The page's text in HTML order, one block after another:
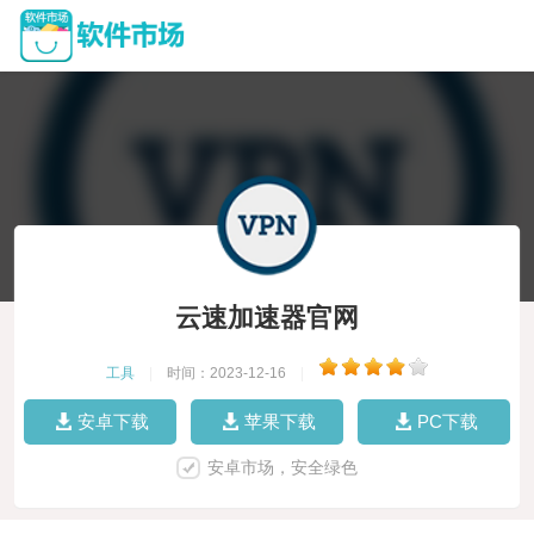
云速加速器官网
工具 时间：2023-12-16
安卓下载 苹果下载 PC下载
安卓市场，安全绿色